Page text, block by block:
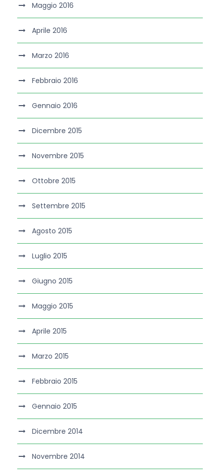
Maggio 2016
Aprile 2016
Marzo 2016
Febbraio 2016
Gennaio 2016
Dicembre 2015
Novembre 2015
Ottobre 2015
Settembre 2015
Agosto 2015
Luglio 2015
Giugno 2015
Maggio 2015
Aprile 2015
Marzo 2015
Febbraio 2015
Gennaio 2015
Dicembre 2014
Novembre 2014